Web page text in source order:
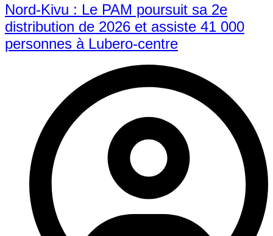
Nord-Kivu : Le PAM poursuit sa 2e
distribution de 2026 et assiste 41 000
personnes à Lubero-centre